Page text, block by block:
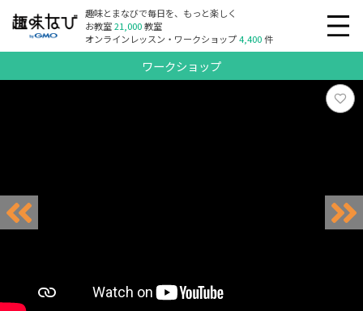
趣味とまなびで毎日を、もっと楽しく
お教室21,000教室
オンラインレッスン・ワークショップ4,400件
ワークショップ